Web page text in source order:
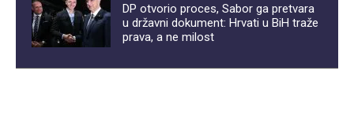
DP otvorio proces, Sabor ga pretvara
u državni dokument: Hrvati u BiH traže
prava, a ne milost